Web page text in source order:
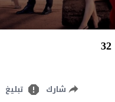
شارك تبليغ